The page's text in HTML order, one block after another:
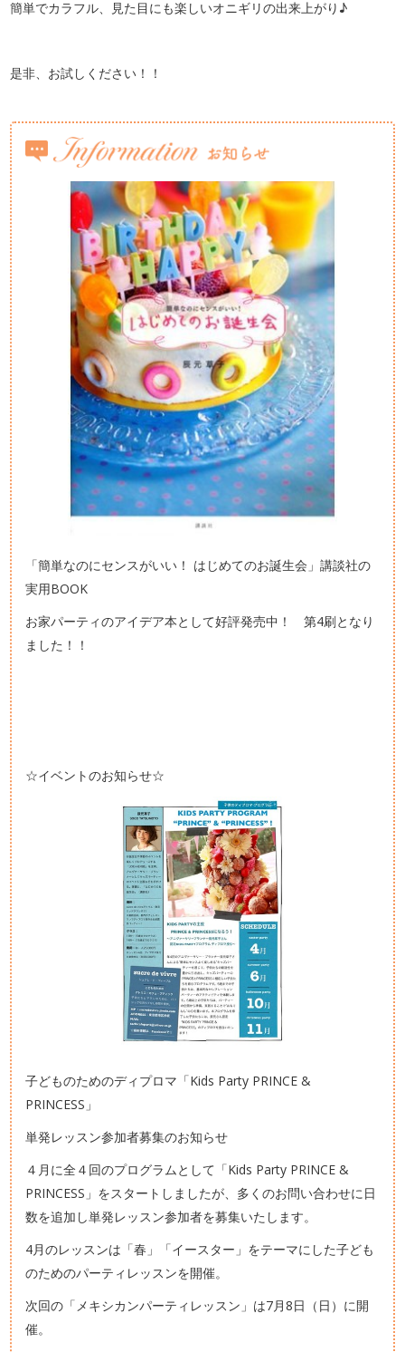
簡単でカラフル、見た目にも楽しいオニギリの出来上がり♪
是非、お試しください！！
「簡単なのにセンスがいい！ はじめてのお誕生会」講談社の
実用BOOK
お家パーティのアイデア本として好評発売中！ 第4刷となり
ました！！
☆イベントのお知らせ☆
子どものためのディプロマ「Kids Party PRINCE &
PRINCESS」
単発レッスン参加者募集のお知らせ
４月に全４回のプログラムとして「Kids Party PRINCE &
PRINCESS」をスタートしましたが、多くのお問い合わせに日
数を追加し単発レッスン参加者を募集いたします。
4月のレッスンは「春」「イースター」をテーマにした子ども
のためのパーティレッスンを開催。
次回の「メキシカンパーティレッスン」は7月8日（日）に開
催。